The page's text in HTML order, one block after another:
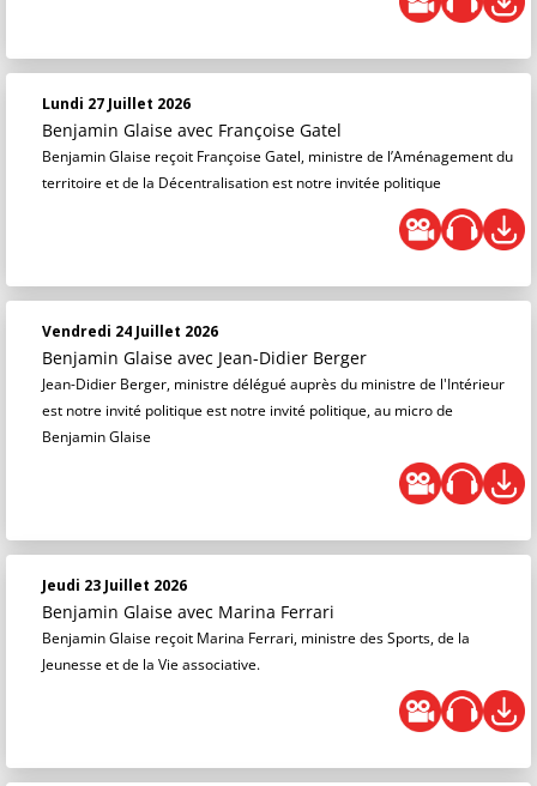
Lundi 27 Juillet 2026
Benjamin Glaise avec Françoise Gatel
Benjamin Glaise reçoit Françoise Gatel, ministre de l’Aménagement du
territoire et de la Décentralisation est notre invitée politique
Vendredi 24 Juillet 2026
Benjamin Glaise avec Jean-Didier Berger
Jean-Didier Berger, ministre délégué auprès du ministre de l'Intérieur
est notre invité politique est notre invité politique, au micro de
Benjamin Glaise
Jeudi 23 Juillet 2026
Benjamin Glaise avec Marina Ferrari
Benjamin Glaise reçoit Marina Ferrari, ministre des Sports, de la
Jeunesse et de la Vie associative.